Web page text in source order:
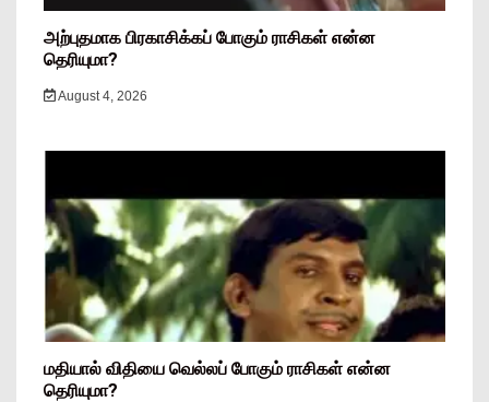
அற்புதமாக பிரகாசிக்கப் போகும் ராசிகள் என்ன
தெரியுமா?
August 4, 2026
மதியால் விதியை வெல்லப் போகும் ராசிகள் என்ன
தெரியுமா?